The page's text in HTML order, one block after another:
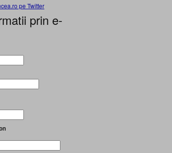
pe Twitter
prin e-